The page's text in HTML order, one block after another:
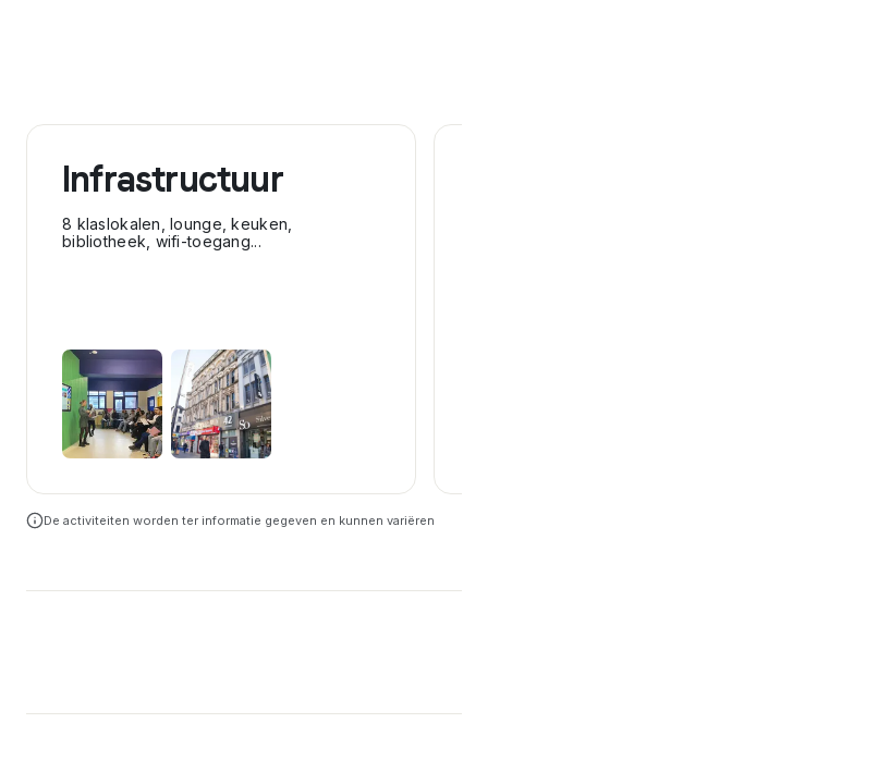
Infrastructuur
8 klaslokalen, lounge, keuken,
bibliotheek, wifi-toegang...
De activiteiten worden ter informatie gegeven en kunnen variëren